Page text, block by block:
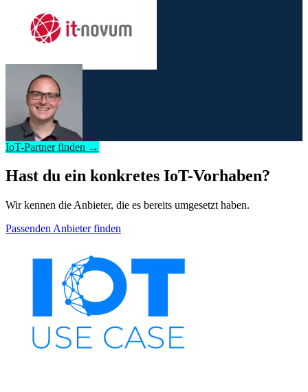
IoT-Partner finden →
Hast du ein konkretes IoT-Vorhaben?
Wir kennen die Anbieter, die es bereits umgesetzt haben.
Passenden Anbieter finden